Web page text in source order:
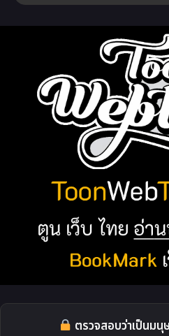
ตรวจสอบว่าเป็นม